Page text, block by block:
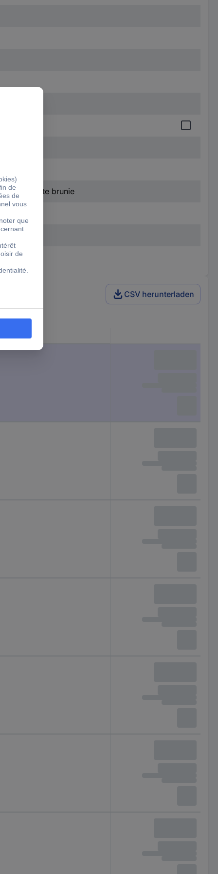
pointe brunie
CSV herunterladen